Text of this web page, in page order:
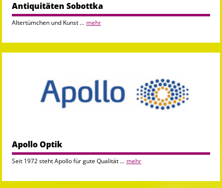
Antiquitäten Sobottka
Altertümchen und Kunst ... mehr
Apollo Optik
Seit 1972 steht Apollo für gute Qualität ... mehr